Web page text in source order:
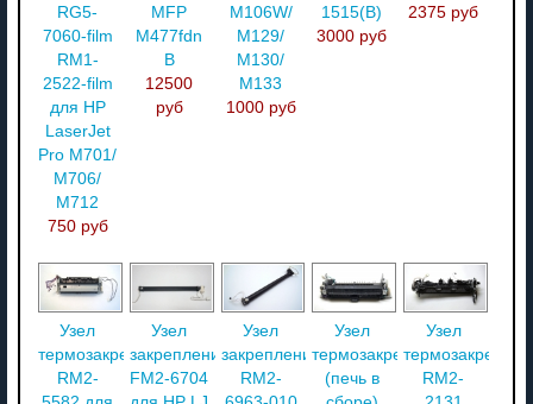
RG5-
7060-film
RM1-
2522-film
для HP
LaserJet
Pro M701/
M706/
M712
750 руб
MFP
M477fdn
В
12500
руб
M106W/
M129/
M130/
M133
1000 руб
1515(B)
3000 руб
2375 руб
Узел
термозакрепления
RM2-
Узел
закрепления
FM2-6704
Узел
закрепления
RM2-
Узел
термозакрепления
(печь в
Узел
RM2-